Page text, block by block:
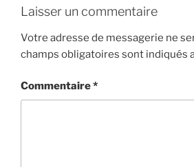
Laisser un commentaire
Votre adresse de messagerie ne
champs obligatoires sont indiqués
Commentaire*